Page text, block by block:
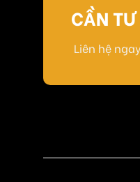
CẦN
Liên hệ